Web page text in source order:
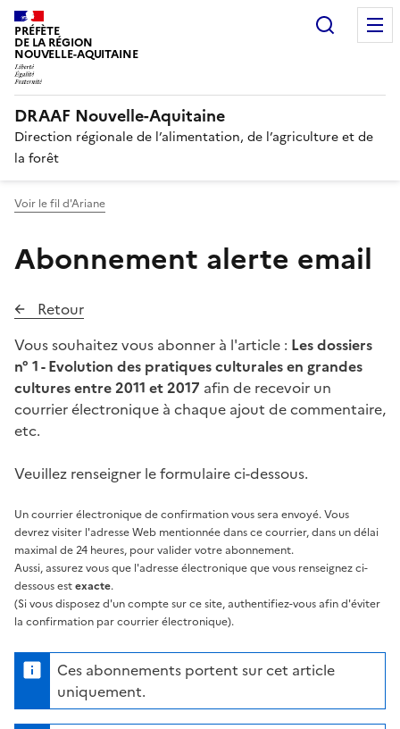
PRÉFÈTE
DE LA RÉGION
NOUVELLE-AQUITAINE
DRAAF Nouvelle-Aquitaine
Direction régionale de l’alimentation, de l’agriculture et de
la forêt
Voir le fil d'Ariane
Abonnement alerte email
Retour
Vous souhaitez vous abonner à l'article : Les dossiers
n° 1 - Evolution des pratiques culturales en grandes
cultures entre 2011 et 2017 afin de recevoir un
courrier électronique à chaque ajout de commentaire,
etc.
Veuillez renseigner le formulaire ci-dessous.
Un courrier électronique de confirmation vous sera envoyé. Vous
devrez visiter l'adresse Web mentionnée dans ce courrier, dans un délai
maximal de 24 heures, pour valider votre abonnement.
Aussi, assurez vous que l'adresse électronique que vous renseignez ci-
dessous estexacte.
(Si vous disposez d'un compte sur ce site, authentifiez-vous afin d'éviter
la confirmation par courrier électronique).
Ces abonnements portent sur cet article
uniquement.